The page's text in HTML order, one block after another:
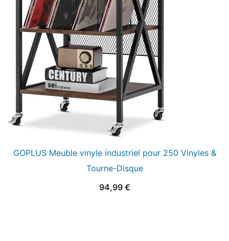
GOPLUS Meuble vinyle industriel pour 250 Vinyles &
Tourne-Disque
94,99 €